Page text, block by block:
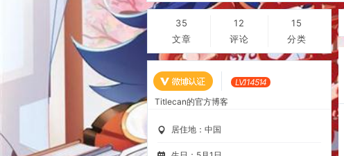
35
文章
12
评论
15
分类
LV.114514
Titlecan的官方博客
居住地：中国